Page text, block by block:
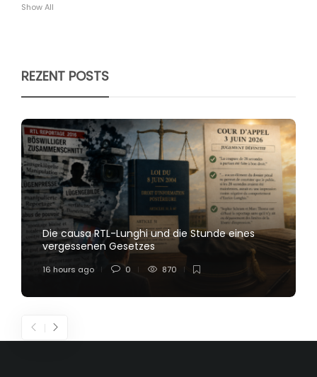
Show All
REZENT POSTS
Die causa RTL-Lunghi und die Stunde eines
vergessenen Gesetzes
16 hours ago 0 870